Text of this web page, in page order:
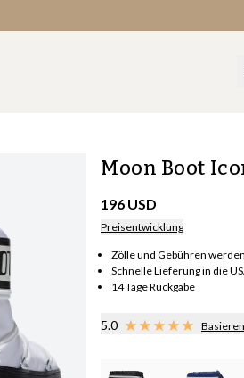
Moon Boot
196 USD
Preisentwicklung
Zölle und Gebühren
Schnelle Lieferung in die
14 Tage Rückgabe
5.0